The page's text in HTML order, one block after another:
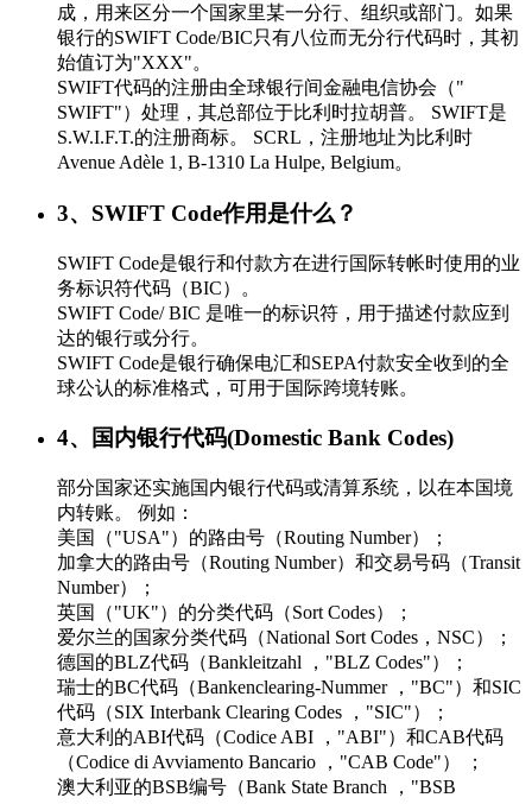
成，用来区分一个国家里某一分行、组织或部门。如果
银行的SWIFT Code/BIC只有八位而无分行代码时，其初
始值订为"XXX"。
SWIFT代码的注册由全球银行间金融电信协会（"
SWIFT"）处理，其总部位于比利时拉胡普。 SWIFT是
S.W.I.F.T.的注册商标。 SCRL，注册地址为比利时
Avenue Adèle 1, B-1310 La Hulpe, Belgium。
3、SWIFT Code作用是什么？
SWIFT Code是银行和付款方在进行国际转帐时使用的业
务标识符代码（BIC）。
SWIFT Code/ BIC 是唯一的标识符，用于描述付款应到
达的银行或分行。
SWIFT Code是银行确保电汇和SEPA付款安全收到的全
球公认的标准格式，可用于国际跨境转账。
4、国内银行代码(Domestic Bank Codes)
部分国家还实施国内银行代码或清算系统，以在本国境
内转账。 例如：
美国（"USA"）的路由号（Routing Number）；
加拿大的路由号（Routing Number）和交易号码（Transit
Number）；
英国（"UK"）的分类代码（Sort Codes）；
爱尔兰的国家分类代码（National Sort Codes，NSC）；
德国的BLZ代码（Bankleitzahl ，"BLZ Codes"）；
瑞士的BC代码（Bankenclearing-Nummer ，"BC"）和SIC
代码（SIX Interbank Clearing Codes ，"SIC"）；
意大利的ABI代码（Codice ABI ，"ABI"）和CAB代码
（Codice di Avviamento Bancario ，"CAB Code"） ；
澳大利亚的BSB编号（Bank State Branch ，"BSB